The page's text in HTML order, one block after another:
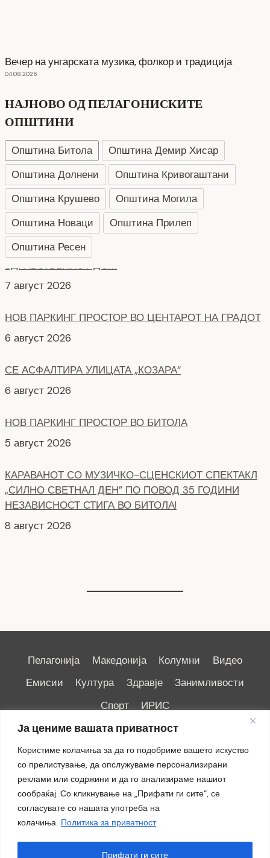
Ја цениме вашата приватност
Користиме колачиња за да го подобриме вашето искуство
со прелистување, да опслужуваме персонализирани
реклами или содржини и да го анализираме нашиот
сообраќај. Со кликнување на „Прифати ги сите“, се
согласувате со нашата употреба на
колачиња. Политика за приватност
Прифати ги сите
Вечер на унгарската музика, фолкор и традиција
04.08.2026
НАЈНОВО ОД ПЕЛАГОНИСКИТЕ
ОПШТИНИ
Општина Битола
Општина Демир Хисар
Општина Долнени
Општина Кривогаштани
Општина Крушево
Општина Могила
Општина Новаци
Општина Прилеп
Општина Ресен
6 август 2026
6 август 2026
5 август 2026
„СИЛНО СВЕТНАЛ ДЕН” ПО ПОВОД 35 ГОДИНИ
8 август 2026
ЗДРАВСТВEНИОТ ДОМ
Пелагонија Македонија Колумни
Видео
Емисии
Култура Здравје
Занимливости
Спорт
ИРИС
Импресум|Маркетинг